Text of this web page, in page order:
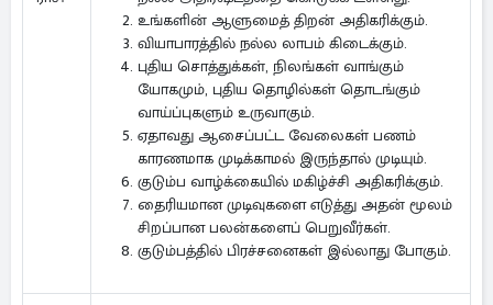
உங்களின் ஆளுமைத் திறன் அதிகரிக்கும்.
வியாபாரத்தில் நல்ல லாபம் கிடைக்கும்.
புதிய சொத்துக்கள், நிலங்கள் வாங்கும்
யோகமும், புதிய தொழில்கள் தொடங்கும்
வாய்ப்புகளும் உருவாகும்.
ஏதாவது ஆசைப்பட்ட வேலைகள் பணம்
காரணமாக முடிக்காமல் இருந்தால் முடியும்.
குடும்ப வாழ்க்கையில் மகிழ்ச்சி அதிகரிக்கும்.
தைரியமான முடிவுகளை எடுத்து அதன் மூலம்
சிறப்பான பலன்களைப் பெறுவீர்கள்.
குடும்பத்தில் பிரச்சனைகள் இல்லாது போகும்.